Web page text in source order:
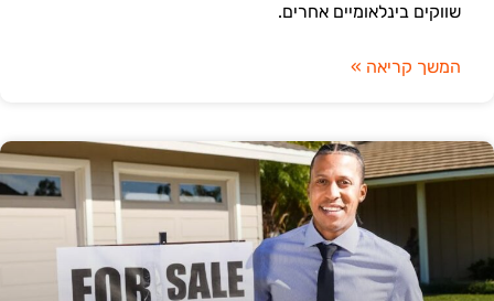
שווקים בינלאומיים אחרים.
המשך קריאה »